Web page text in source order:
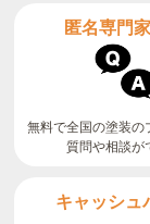
匿名専門
無料で全国の塗装の
質問や相談が
キャッシュ